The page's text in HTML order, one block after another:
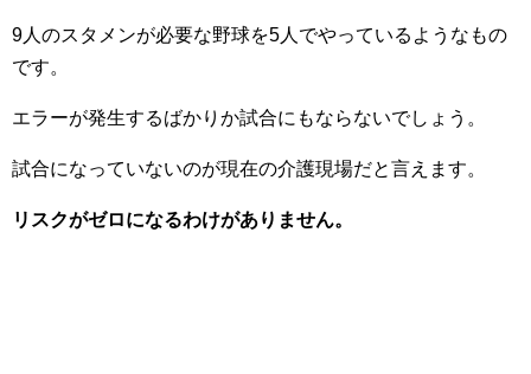
9人のスタメンが必要な野球を5人でやっているようなもの
です。
エラーが発生するばかりか試合にもならないでしょう。
試合になっていないのが現在の介護現場だと言えます。
リスクがゼロになるわけがありません。